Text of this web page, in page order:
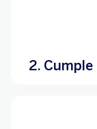
2.